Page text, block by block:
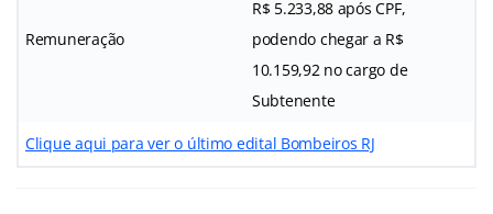
Remuneração
R$ 5.233,88 após CPF,
podendo chegar a R$
10.159,92 no cargo de
Subtenente
Clique aqui para ver o último edital Bombeiros RJ